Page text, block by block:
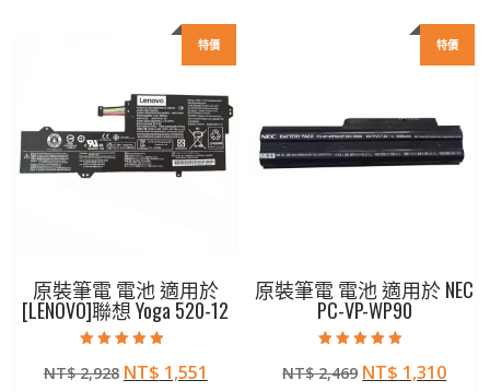
特價
原裝筆電 電池 適用於
[LENOVO]聯想 Yoga 520-12
5.00
滿分 5
NT$2,928 原
NT$ 1,551
特價
原裝筆電 電池 適用於 NEC
PC-VP-WP90
4.50
滿分 5
NT$2,469 原
NT$ 1,310目